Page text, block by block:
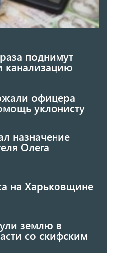
поднимут
канализацию
офицера
уклонисту
назначение
Олега
на Харьковщине
землю в
со скифским